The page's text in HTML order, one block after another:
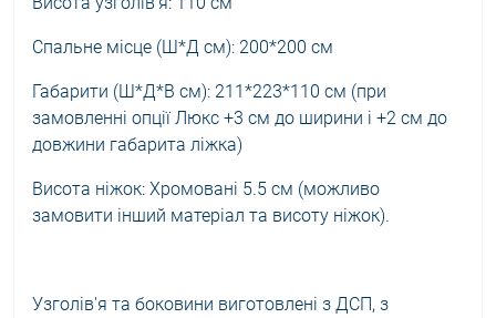
Спальне місце (Ш*Д см): 200*200 см
Габарити (Ш*Д*В см): 211*223*110 см (при
замовленні опції Люкс +3 см до ширини і +2 см до
довжини габарита ліжка)
Висота ніжок: Хромовані 5.5 см (можливо
замовити інший матеріал та висоту ніжок).
Узголів'я та боковини виготовлені з ДСП, з